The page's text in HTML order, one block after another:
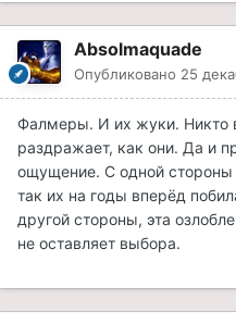
Absolmaquade
Опубликовано 25
Фалмеры. И их жуки. Никто
раздражает, как они. Да и
ощущение. С одной стороны
так их на годы вперёд
другой стороны, эта
не оставляет выбора.